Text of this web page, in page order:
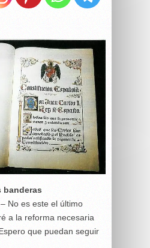
banderas
No es este el último
a la reforma necesaria
que puedan seguir